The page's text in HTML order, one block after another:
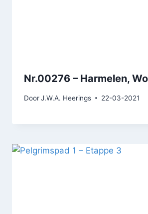
Nr.00276 – Harmelen,
DoorJ.W.A. Heerings 22-03-2021